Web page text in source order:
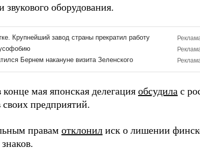
оборудования.
мая японская делегация обсудила с
предприятий.
правам отклонил иск о лишении